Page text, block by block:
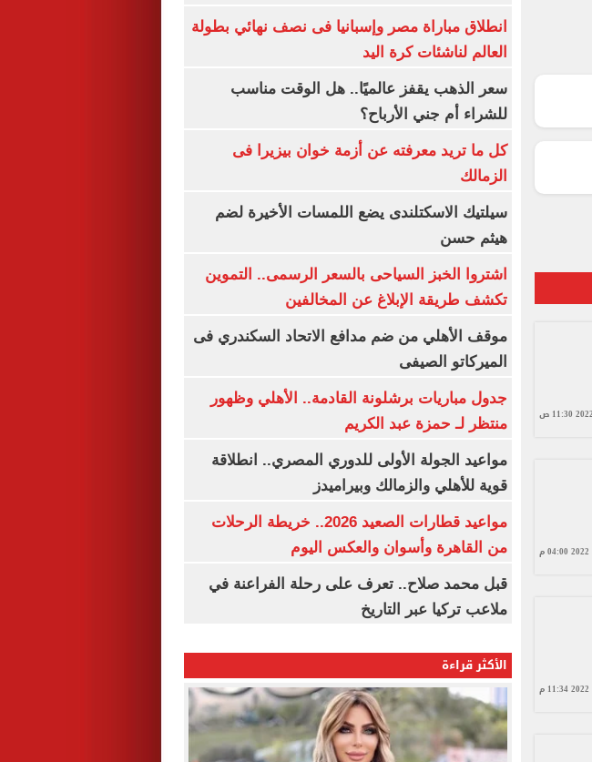
انطلاق مباراة مصر وإسبانيا فى نصف نهائي بطولة
العالم لناشئات كرة اليد
سعر الذهب يقفز عالميًا.. هل الوقت مناسب
للشراء أم جني الأرباح؟
كل ما تريد معرفته عن أزمة خوان بيزيرا فى
الزمالك
سيلتيك الاسكتلندى يضع اللمسات الأخيرة لضم
هيثم حسن
اشتروا الخبز السياحى بالسعر الرسمى.. التموين
تكشف طريقة الإبلاغ عن المخالفين
موقف الأهلي من ضم مدافع الاتحاد السكندري فى
الميركاتو الصيفى
جدول مباريات برشلونة القادمة.. الأهلي وظهور
منتظر لـ حمزة عبد الكريم
مواعيد الجولة الأولى للدوري المصري.. انطلاقة
قوية للأهلي والزمالك وبيراميدز
مواعيد قطارات الصعيد 2026.. خريطة الرحلات
من القاهرة وأسوان والعكس اليوم
قبل محمد صلاح.. تعرف على رحلة الفراعنة في
ملاعب تركيا عبر التاريخ
الأكثر قراءة